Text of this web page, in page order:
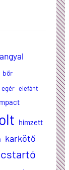
angyal
bőr
egér elefánt
hímzett
karkötő